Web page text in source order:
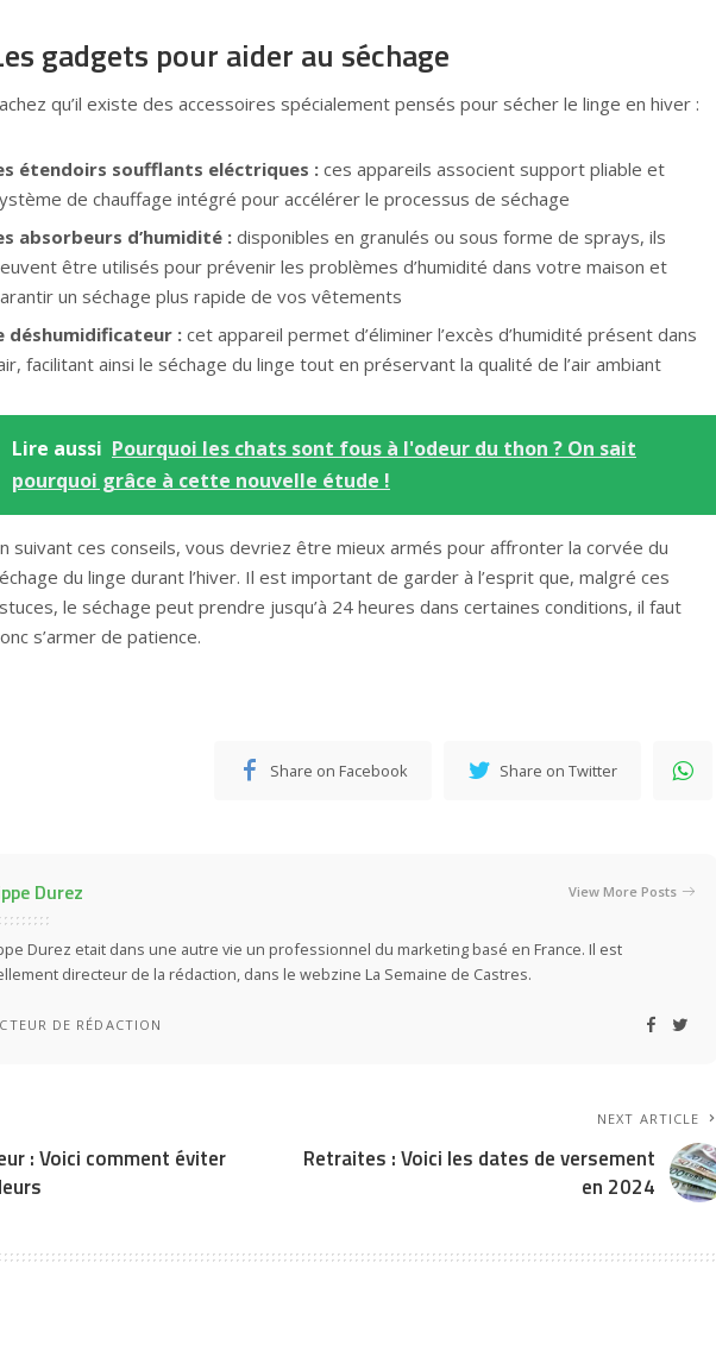
gadgets pour aider au séchage
qu’il existe des accessoires spécialement pensés pour sécher le linge en hiver :
étendoirs soufflants eléctriques : ces appareils associent support pliable et
de chauffage intégré pour accélérer le processus de séchage
absorbeurs d’humidité : disponibles en granulés ou sous forme de sprays, ils
être utilisés pour prévenir les problèmes d’humidité dans votre maison et
un séchage plus rapide de vos vêtements
déshumidificateur : cet appareil permet d’éliminer l’excès d’humidité présent dans
facilitant ainsi le séchage du linge tout en préservant la qualité de l’air ambiant
Lire aussi Pourquoi les chats sont fous à l'odeur du thon ? On sait
pourquoi grâce à cette nouvelle étude !
suivant ces conseils, vous devriez être mieux armés pour affronter la corvée du
du linge durant l’hiver. Il est important de garder à l’esprit que, malgré ces
le séchage peut prendre jusqu’à 24 heures dans certaines conditions, il faut
s’armer de patience.
Share on Facebook Share on Twitter
Durez View More Posts
Durez etait dans une autre vie un professionnel du marketing basé en France. Il est
directeur de la rédaction, dans le webzine La Semaine de Castres.
DE RÉDACTION
: Voici comment éviter
NEXT ARTICLE
Retraites : Voici les dates de versement
en 2024